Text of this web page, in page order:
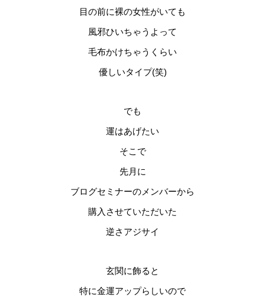
目の前に裸の女性がいても
風邪ひいちゃうよって
毛布かけちゃうくらい
優しいタイプ(笑)
でも
運はあげたい
そこで
先月に
ブログセミナーのメンバーから
購入させていただいた
逆さアジサイ
玄関に飾ると
特に金運アップらしいので